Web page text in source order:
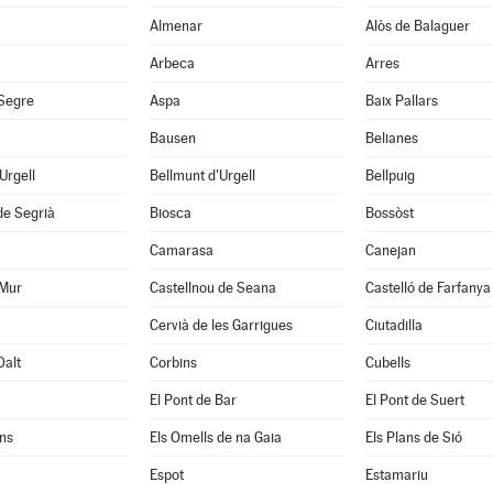
Almenar Alòs de Balaguer
Arbeca Arres
Aspa Baix Pallars
Bausen Belianes
Bellmunt d'Urgell Bellpuig
Segrià Biosca Bossòst
Camarasa Canejan
Castellnou de Seana Castelló de Farfanya
Cervià de les Garrigues Ciutadilla
Corbins Cubells
El Pont de Bar El Pont de Suert
Els Omells de na Gaia Els Plans de Sió
Espot Estamariu